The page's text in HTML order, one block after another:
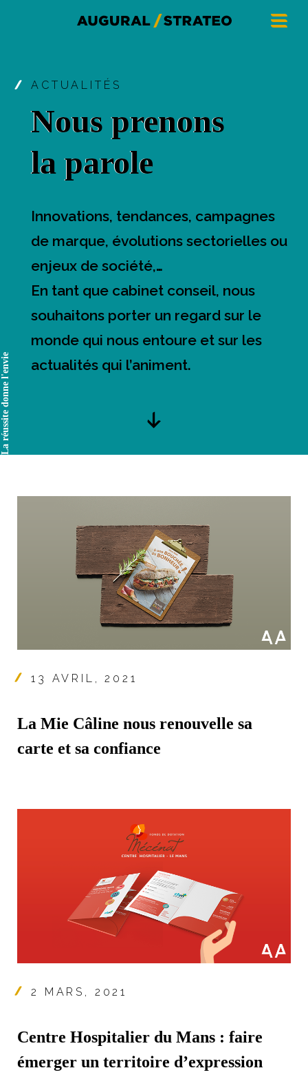
La réussite donne l'envie
ACTUALITÉS
Nous prenons
la parole
Innovations, tendances, campagnes
de marque, évolutions sectorielles ou
enjeux de société,…
En tant que cabinet conseil, nous
souhaitons porter un regard sur le
monde qui nous entoure et sur les
actualités qui l’animent.
13 AVRIL, 2021
La Mie Câline nous renouvelle sa
carte et sa confiance
2 MARS, 2021
Centre Hospitalier du Mans : faire
émerger un territoire d’expression